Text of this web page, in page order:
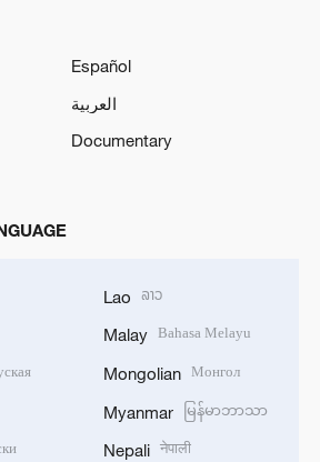
Español
العربية
Documentary
Lao ລາວ
Malay Bahasa Melayu
Mongolian Монгол
Myanmar မြန်မာဘာသာ
Nepali नेपाली